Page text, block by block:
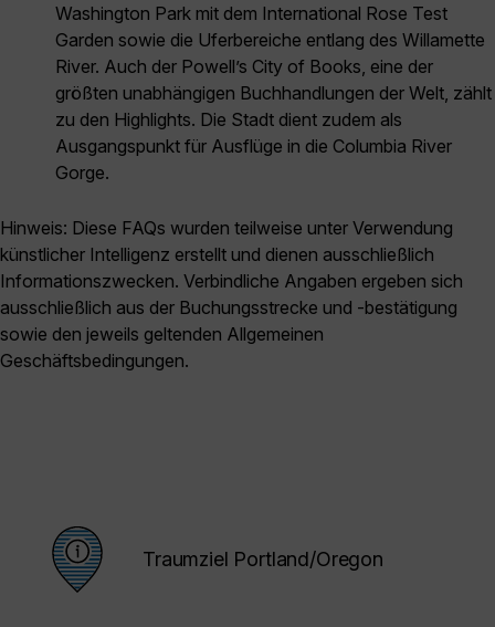
Washington Park mit dem International Rose Test
Garden sowie die Uferbereiche entlang des Willamette
River. Auch der Powell’s City of Books, eine der
größten unabhängigen Buchhandlungen der Welt, zählt
zu den Highlights. Die Stadt dient zudem als
Ausgangspunkt für Ausflüge in die Columbia River
Gorge.
Hinweis: Diese FAQs wurden teilweise unter Verwendung
künstlicher Intelligenz erstellt und dienen ausschließlich
Informationszwecken. Verbindliche Angaben ergeben sich
ausschließlich aus der Buchungsstrecke und -bestätigung
sowie den jeweils geltenden Allgemeinen
Geschäftsbedingungen.
Traumziel Portland/Oregon